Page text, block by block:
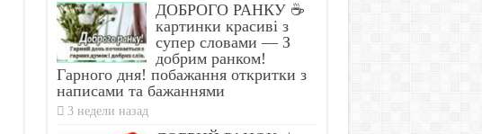
ДОБРОГО РАНКУ ☕
картинки красиві з
супер словами — З
добрим ранком!
Гарного дня! побажання откритки з
написами та бажаннями
3 недели назад